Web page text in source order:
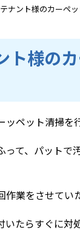
ナント様のカーペ
ト様の
ペット清掃を
って、パットで
業をさせてい
いたらすぐに対